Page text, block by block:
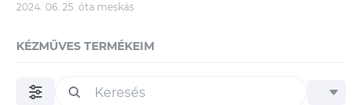
2024. 06. 25. óta meskás
KÉZMŰVES TERMÉKEIM